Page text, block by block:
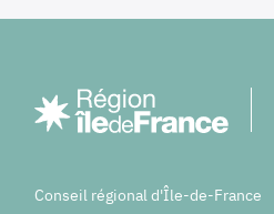
Conseil régional d'Île-de-France